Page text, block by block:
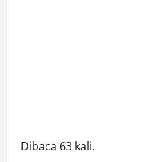
Dibaca 63 kali.